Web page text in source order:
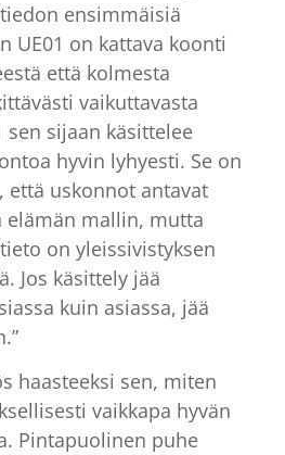
ensimmäisiä
UE01 on kattava koonti
että kolmesta
vaikuttavasta
sen sijaan käsittelee
hyvin lyhyesti. Se on
että uskonnot antavat
elämän mallin, mutta
on yleissivistyksen
Jos käsittely jää
kuin asiassa, jää
haasteeksi sen, miten
vaikkapa hyvän
Pintapuolinen puhe